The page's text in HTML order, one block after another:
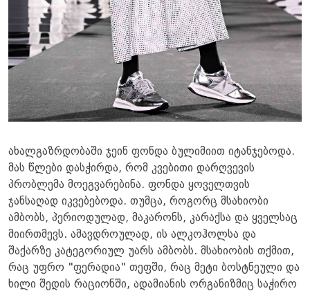
ახალგაზრდობაში ჯეინ ფონდა ბულიმიით იტანჯებოდა.
მას წლები დასჭირდა, რომ კვებითი დარღვევის
პრობლემა მოეგვარებინა. ფონდა ყოველთვის
ჯანსაღად იკვებებოდა. თუმცა, როგორც მსახიობი
ამბობს, პერიოდულად, მაკარონს, კარაქსა და ყველსაც
მიირთმევს. ამავდროულად, ის ალკოჰოლსა და
შაქარზე კატეგორიულ უარს ამბობს. მსახიობის თქმით,
რაც უფრო "ფერადია" თეფში, რაც მეტი ბოსტნეული და
ხილი შედის რაციონში, ადამიანის ორგანიზმიც საჭირო